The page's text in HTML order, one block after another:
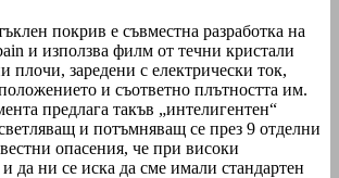
покрив е съвместна разработка на
и използва филм от течни кристали
плочи, заредени с електрически ток,
и съответно плътността им.
предлага такъв „интелигентен“
и потъмняващ се през 9 отделни
опасения, че при високи
да ни се иска да сме имали стандартен